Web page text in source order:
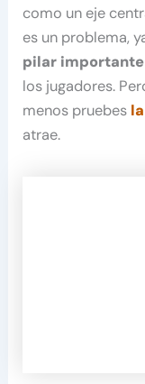
como un eje
es un problema,
pilar
los jugadores.
menos pruebes
atrae.